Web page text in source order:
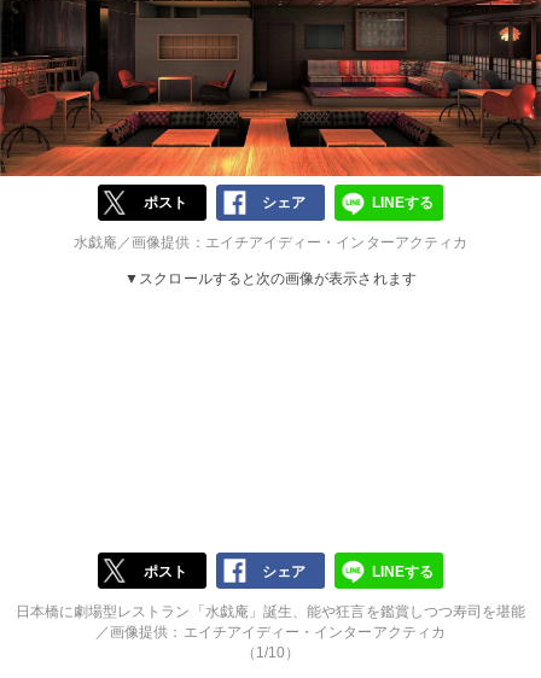
ポスト シェア LINEする
水戯庵／画像提供：エイチアイディー・インターアクティカ
▼スクロールすると次の画像が表示されます
ポスト シェア LINEする
日本橋に劇場型レストラン「水戯庵」誕生、能や狂言を鑑賞しつつ寿司を堪能
／画像提供：エイチアイディー・インターアクティカ
（1/10）